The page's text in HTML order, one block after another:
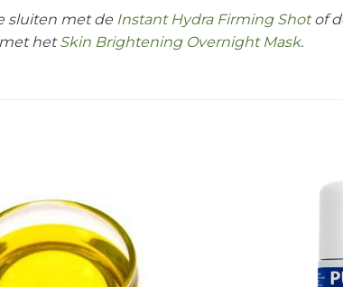
sluiten met de Instant Hydra Firming Shotof
hetSkin Brightening Overnight Mask.